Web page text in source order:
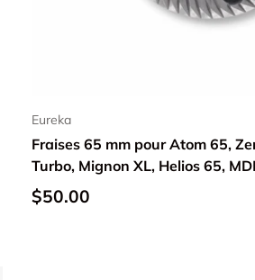
Eureka
Fraises 65 mm pour Atom 65,
Turbo, Mignon XL, Helios 65,
$50.00